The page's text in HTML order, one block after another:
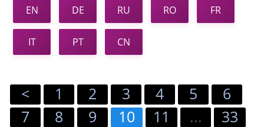
EN DE RU RO FR
IT PT CN
< 1 2 3 4 5
6
7
8 9 10 11 ...
33